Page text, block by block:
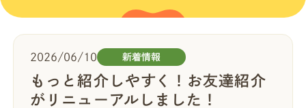
ギフトを贈る
2026/06/10 新着情報
もっと紹介しやすく！お友達紹介
がリニューアルしました！